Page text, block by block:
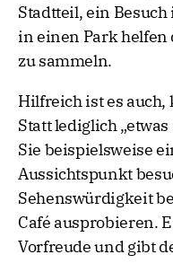
Stadtteil, ein
in einen Park
zu sammeln.
Hilfreich ist es auch,
Statt lediglich
Sie beispielsweise
Aussichtspunkt
Sehenswürdigkeit
Café ausprobieren.
Vorfreude und gibt